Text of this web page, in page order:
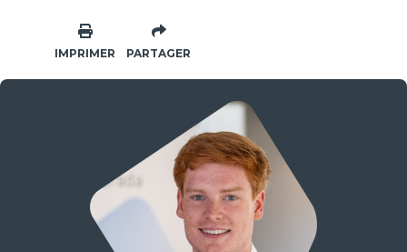
IMPRIMER PARTAGER